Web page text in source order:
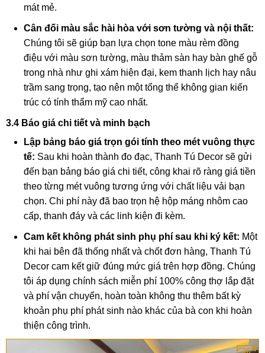
mát mẻ.
Cân đối màu sắc hài hòa với sơn tường và nội thất:
Chúng tôi sẽ giúp bạn lựa chọn tone màu rèm đồng
điệu với màu sơn tường, màu thảm sàn hay bàn ghế gỗ
trong nhà như ghi xám hiện đại, kem thanh lịch hay nâu
trầm sang trọng, tạo nên một tổng thể không gian kiến
trúc có tính thẩm mỹ cao nhất.
3.4 Báo giá chi tiết và minh bạch
Lập bảng báo giá trọn gói tính theo mét vuông thực
tế: Sau khi hoàn thành đo đạc, Thanh Tú Decor sẽ gửi
đến bạn bảng báo giá chi tiết, công khai rõ ràng giá tiền
theo từng mét vuông tương ứng với chất liệu vải bạn
chọn. Chi phí này đã bao trọn hệ hộp máng nhôm cao
cấp, thanh đáy và các linh kiện đi kèm.
Cam kết không phát sinh phụ phí sau khi ký kết: Một
khi hai bên đã thống nhất và chốt đơn hàng, Thanh Tú
Decor cam kết giữ đúng mức giá trên hợp đồng. Chúng
tôi áp dụng chính sách miễn phí 100% công thợ lắp đặt
và phí vận chuyển, hoàn toàn không thu thêm bất kỳ
khoản phụ phí phát sinh nào khác của bà con khi hoàn
thiện công trình.